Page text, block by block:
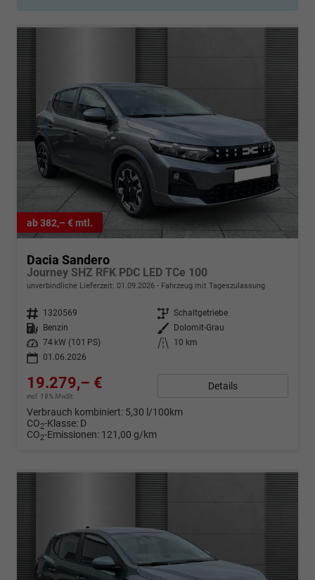
ab 382,– € mtl.
Dacia Sandero
Journey SHZ RFK PDC LED TCe 100
unverbindliche Lieferzeit: 01.09.2026 Fahrzeug mit Tageszulassung
Fahrzeugnr. 1320569 Getriebe Schaltgetriebe
Kraftstoff
Benzin Außenfarbe
Dolomit-Grau
Leistung
74 kW (101 PS) Kilometerstand
10 km
01.06.2026
19.279,– €
incl. 19% MwSt.
Details
Verbrauch kombiniert: 5,30 l/100km
CO2-Klasse: D
CO2-Emissionen: 121,00 g/km